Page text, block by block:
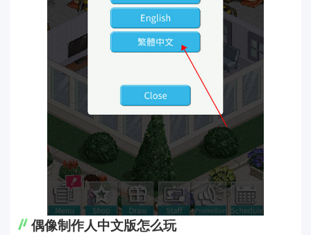
偶像制作人中文版怎么玩